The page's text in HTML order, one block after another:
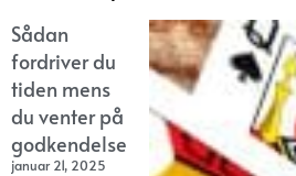
Sådan
fordriver du
tiden mens
du venter på
godkendelse
januar 21, 2025